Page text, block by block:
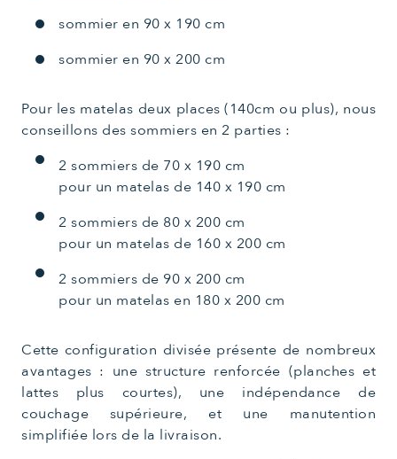
sommier en 90 x 190 cm
sommier en 90 x 200 cm
Pour les matelas deux places (140cm ou plus), nous
conseillons des sommiers en 2 parties :
2 sommiers de 70 x 190 cm
pour un matelas de 140 x 190 cm
2 sommiers de 80 x 200 cm
pour un matelas de 160 x 200 cm
2 sommiers de 90 x 200 cm
pour un matelas en 180 x 200 cm
Cette configuration divisée présente de nombreux
avantages : une structure renforcée (planches et
lattes plus courtes), une indépendance de
couchage supérieure, et une manutention
simplifiée lors de la livraison.